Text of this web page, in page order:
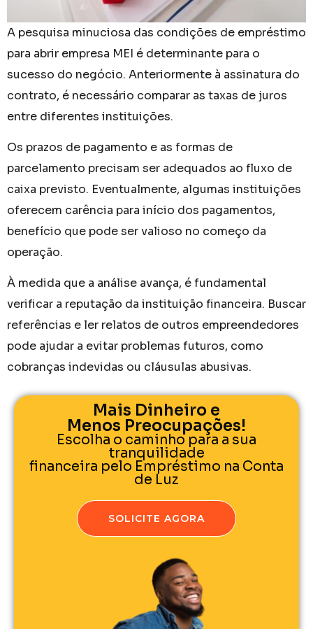
A pesquisa minuciosa das condições de empréstimo
para abrir empresa MEI é determinante para o
sucesso do negócio. Anteriormente à assinatura do
contrato, é necessário comparar as taxas de juros
entre diferentes instituições.
Os prazos de pagamento e as formas de
parcelamento precisam ser adequados ao fluxo de
caixa previsto. Eventualmente, algumas instituições
oferecem carência para início dos pagamentos,
benefício que pode ser valioso no começo da
operação.
À medida que a análise avança, é fundamental
verificar a reputação da instituição financeira. Buscar
referências e ler relatos de outros empreendedores
pode ajudar a evitar problemas futuros, como
cobranças indevidas ou cláusulas abusivas.
Mais Dinheiro e
Menos Preocupações!
Escolha o caminho para a sua
tranquilidade
financeira pelo Empréstimo na Conta
de Luz
SOLICITE AGORA